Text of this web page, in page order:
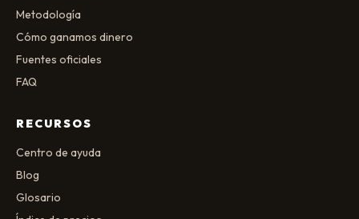
Metodología
Cómo ganamos dinero
Fuentes oficiales
FAQ
RECURSOS
Centro de ayuda
Blog
Glosario